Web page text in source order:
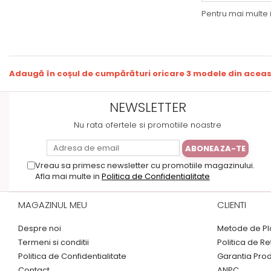
Pentru mai
Adaugă în coșul de cumpărături oricare 3 modele din
NEWSLETTER
Nu rata ofertele si promotiile noastre
Vreau sa primesc newsletter cu promotiile magazinului.
Afla mai multe in Politica de Confidentialitate
MAGAZINUL MEU
Despre noi
Termeni si conditii
Politica de Confidentialitate
CLIENTI
Metode de
Politica de
Garantia